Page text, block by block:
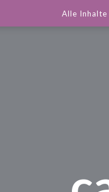
Alle Inhalte